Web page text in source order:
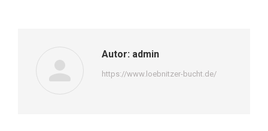
Autor: admin
https://www.loebnitzer-bucht.de/